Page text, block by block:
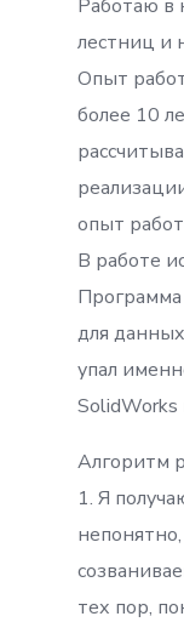
Работаю в
лестниц и
Опыт
более 10
опыт
В работе
Программа
для
упал
SolidWorks
Алгоритм
1. Я
тех пор,